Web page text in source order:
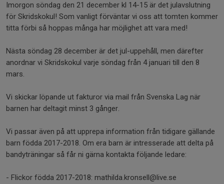
Imorgon söndag den 21 december kl 14-15 är det julavslutning
för Skridskokul! Som vanligt förväntar vi oss att tomten kommer
titta förbi så hoppas många har möjlighet att vara med!
Nästa söndag 28 december är det jul-uppehåll, men därefter
anordnar vi Skridskokul varje söndag från 4 januari till den 8
mars.
Vi skickar löpande ut fakturor via mail från Svenska Lag när
barnen har deltagit minst 3 gånger.
Vi passar även på att upprepa information från tidigare gällande
barn födda 2017-2018. Om era barn är intresserade att delta på
bandyträningar så får ni gärna kontakta följande ledare:
- Flickor födda 2017-2018: mathilda.kronsell@live.se